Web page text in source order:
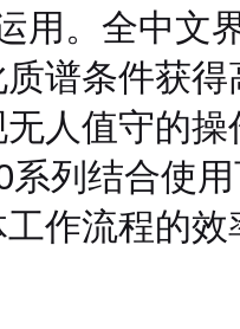
用。全中文
谱条件获
人值守的
列结合使
作流程的效